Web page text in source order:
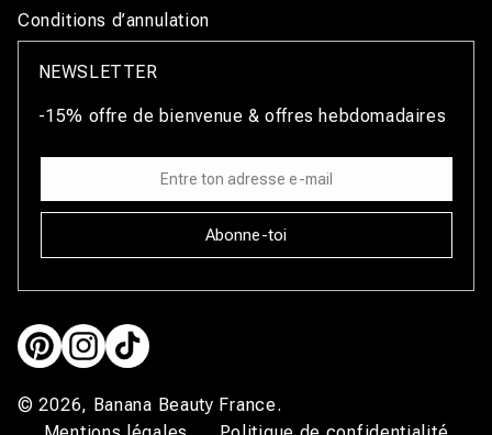
Conditions d’annulation
NEWSLETTER
-15% offre de bienvenue & offres hebdomadaires
Abonne-toi
PinterestInstagramTikTok
© 2026, Banana Beauty France.